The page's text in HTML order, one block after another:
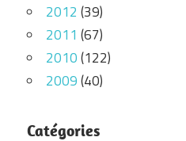
2012 (39)
2011 (67)
2010(122)
2009(40)
Catégories